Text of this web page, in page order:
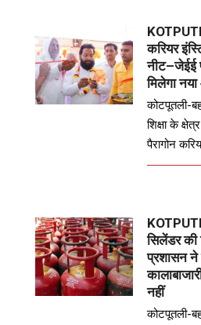
करियर
नीट–जेईई
मिलेगा
कोटपूतली-
शिक्षा के
पैरागोन
सिलेंडर
प्रशासन ने
नहीं
कोटपूतली-